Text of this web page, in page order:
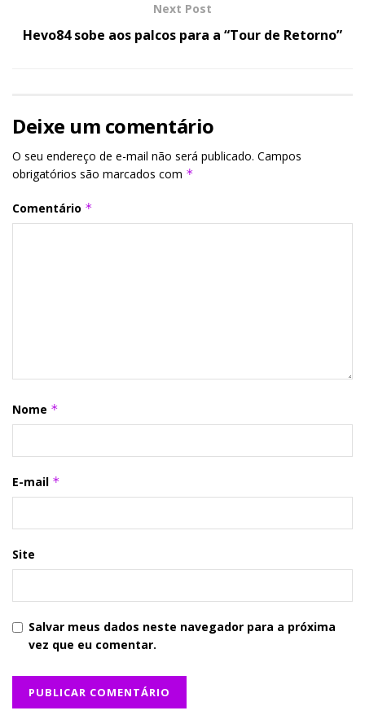
Next Post
Hevo84 sobe aos palcos para a “Tour de Retorno”
Deixe um comentário
O seu endereço de e-mail não será publicado. Campos
obrigatórios são marcados com *
Comentário *
Nome *
E-mail *
Site
Salvar meus dados neste navegador para a próxima
vez que eu comentar.